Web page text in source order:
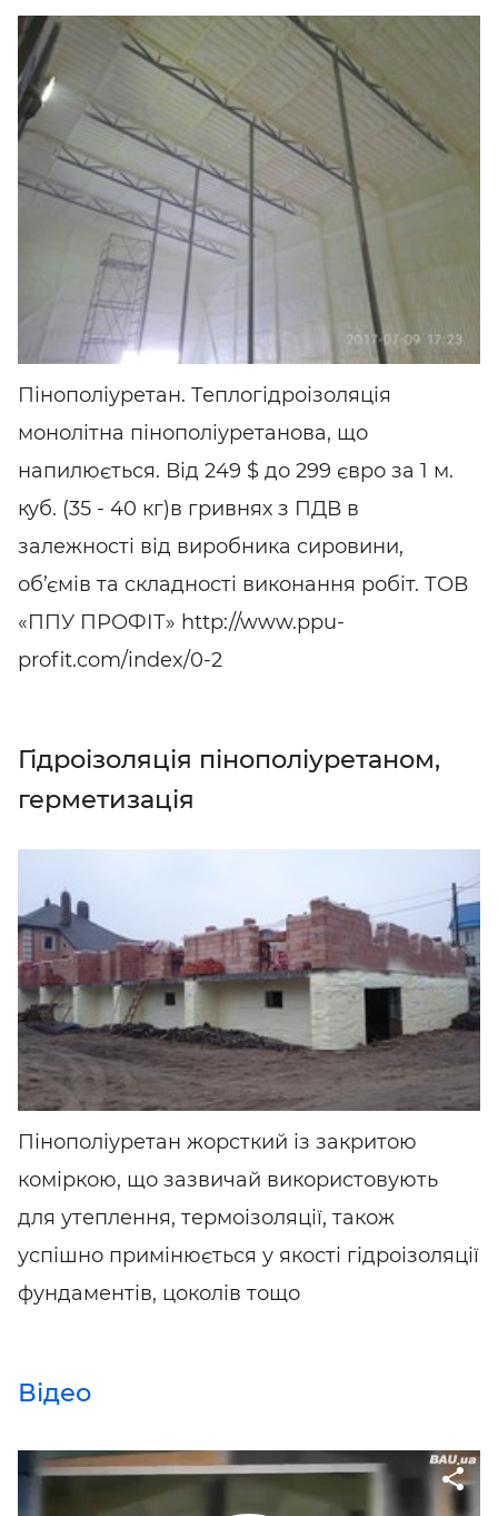
Пінополіуретан. Теплогідроізоляція
монолітна пінополіуретанова, що
напилюється. Від 249 $ до 299 євро за 1 м.
куб. (35 - 40 кг)в гривнях з ПДВ в
залежності від виробника сировини,
об’ємів та складності виконання робіт. ТОВ
«ППУ ПРОФІТ» http://www.ppu-
profit.com/index/0-2
Гідроізоляція пінополіуретаном,
герметизація
Пінополіуретан жорсткий із закритою
коміркою, що зазвичай використовують
для утеплення, термоізоляції, також
успішно примінюється у якості гідроізоляції
фундаментів, цоколів тощо
Відео